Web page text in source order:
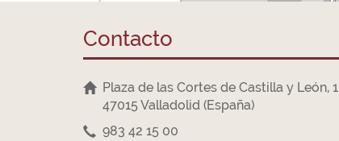
Contacto
Plaza de las Cortes de Castilla y León, 1
47015 Valladolid (España)
983 42 15 00